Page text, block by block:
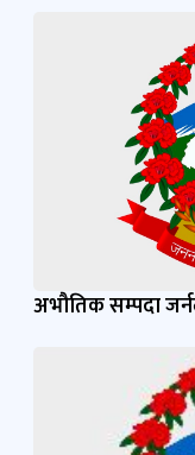
अभौतिक सम्पदा